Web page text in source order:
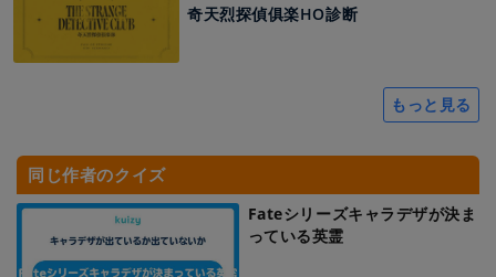
奇天烈探偵俱楽HO診断
もっと見る
同じ作者のクイズ
Fateシリーズキャラデザが決ま
っている英霊